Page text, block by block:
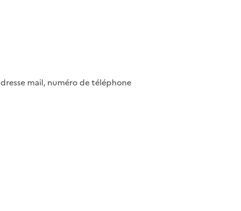
mail, numéro de téléphone